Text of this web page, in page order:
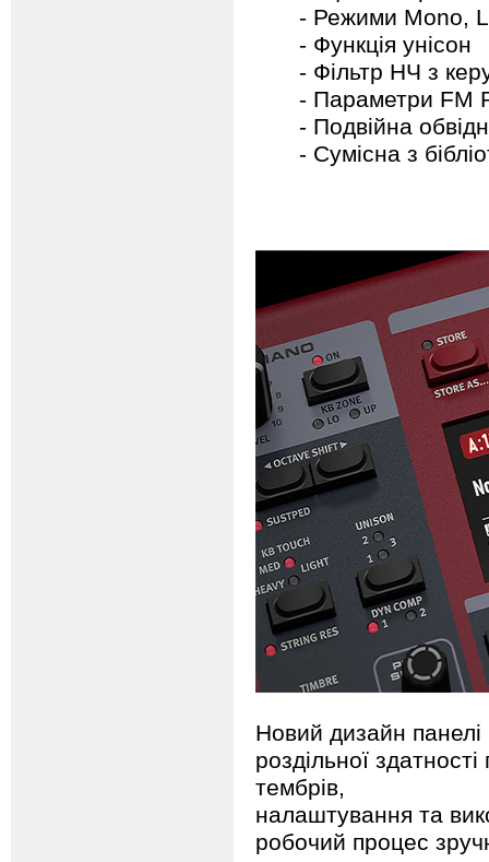
- Режими Mono,
- Функція унісон
- Фільтр НЧ з
- Параметри FM
- Подвійна
- Сумісна з
Новий дизайн
роздільної
тембрів,
налаштування та
робочий процес